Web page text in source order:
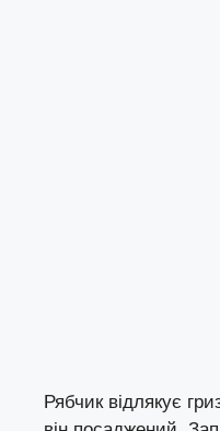
Рябчик відлякує